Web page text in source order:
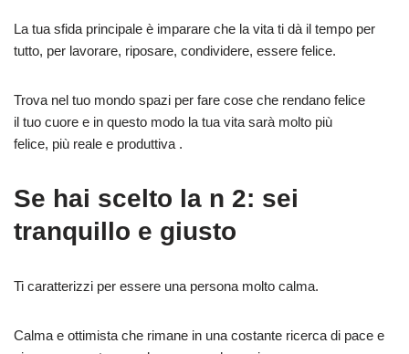
La tua sfida principale è imparare che la vita ti dà il tempo per
tutto, per lavorare, riposare, condividere, essere felice.
Trova nel tuo mondo spazi per fare cose che rendano felice
il tuo cuore e in questo modo la tua vita sarà molto più
felice, più reale e produttiva .
Se hai scelto la n 2: sei
tranquillo e giusto
Ti caratterizzi per essere una persona molto calma.
Calma e ottimista che rimane in una costante ricerca di pace e